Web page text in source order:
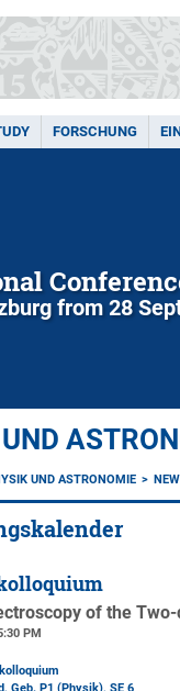
FORSCHUNG
from 28
UND ASTRONOMIE
of the
PM
Geb. P1 (Physik), SE 6